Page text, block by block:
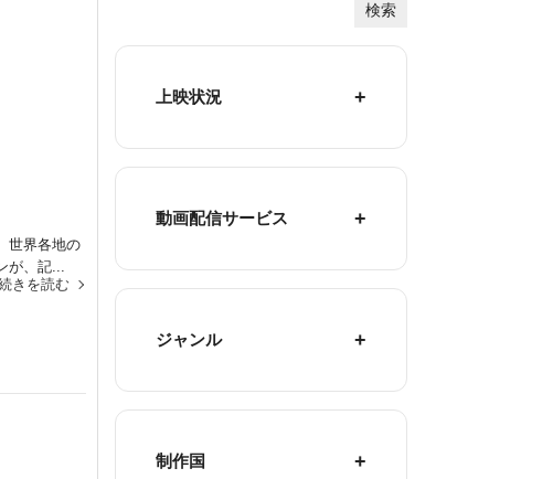
世界各地の
、記...
きを読む
検索
上映状況
動画配信サービス
ジャンル
制作国